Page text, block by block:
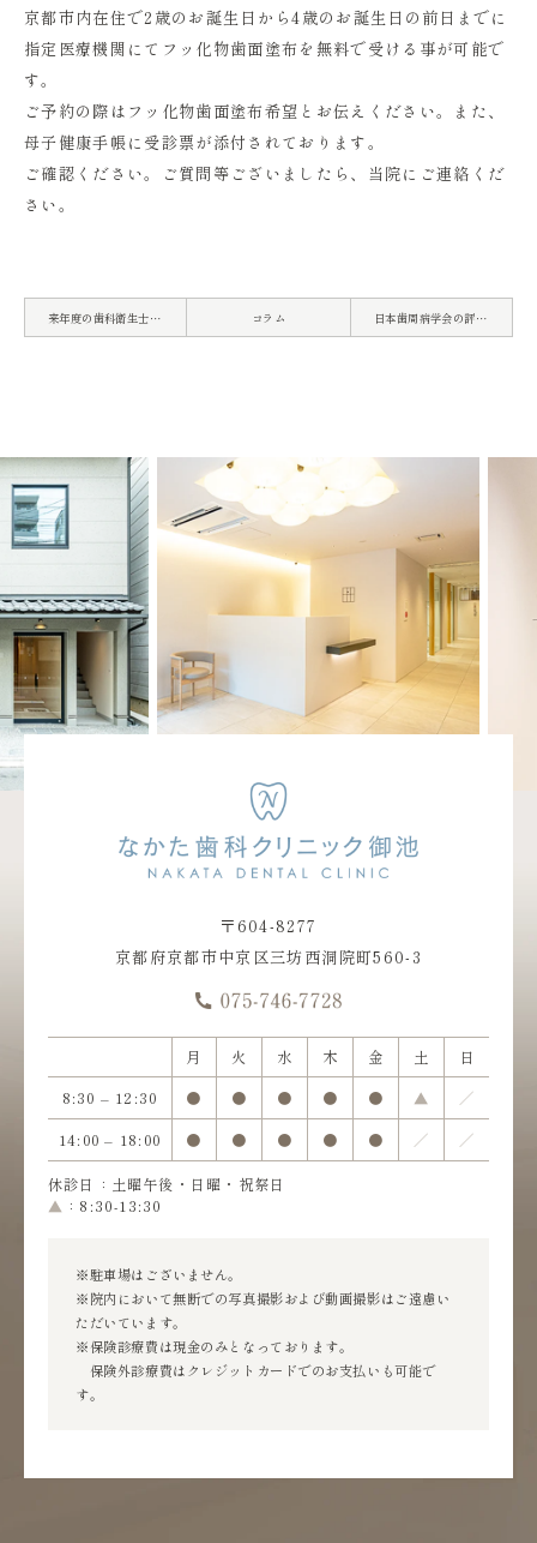
京都市内在住で2歳のお誕生日から4歳のお誕生日の前日までに
指定医療機関にてフッ化物歯面塗布を無料で受ける事が可能で
す。
ご予約の際はフッ化物歯面塗布希望とお伝えください。また、
母子健康手帳に受診票が添付されております。
ご確認ください。ご質問等ございましたら、当院にご連絡くだ
さい。
来年度の歯科衛生士学校の兼任教員を務めさせていただきます。 コラム 日本歯周病学会の評議員に推薦していただきました。
〒604-8277
京都府京都市中京区三坊西洞院町560-3
休診日：土曜午後・日曜・祝祭日
▲ ：8:30-13:30
月 火 水 木 金 土
日
8:30 – 12:30
● ● ● ● ● ▲
／
14:00 – 18:00
● ● ● ● ● ／ ／
※駐車場はございません。
※院内において無断での写真撮影および動画撮影はご遠慮い
ただいています。
※保険診療費は現金のみとなっております。
保険外診療費はクレジットカードでのお支払いも可能で
す。